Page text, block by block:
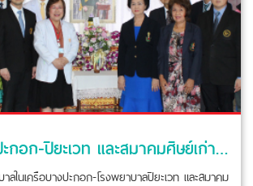
รพ.เครือบางปะกอก-ปิยะเวท และสมาคมศิษย์เก่าแพทย์จุฬาฯ ร่วมถวายพระพรพระองค์โสม
ลในเครือบางปะกอก-โรงพยาบาลปิยะเวท และสมาคม